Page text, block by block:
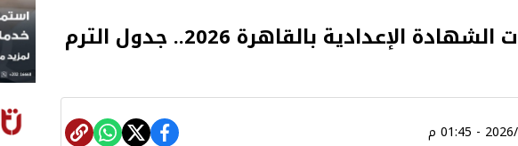
موعد امتحانات الشهادة الإعدادية بالقاهرة 2026.. جدول الترم